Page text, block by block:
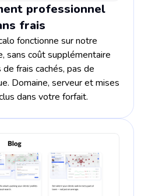
professionnel
frais
fonctionne sur notre
sans coût supplémentaire
frais cachés, pas de
Domaine, serveur et mises
dans votre forfait.